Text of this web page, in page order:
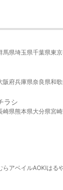
馬県埼玉県千葉県東
阪府兵庫県奈良県和
ラシ
崎県熊本県大分県宮
ら アベイルAOKIはる